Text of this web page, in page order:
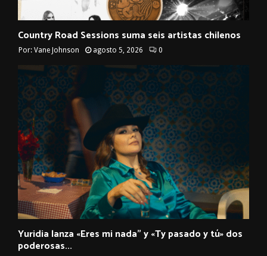
Country Road Sessions suma seis artistas chilenos
Por: Vane Johnson agosto 5, 2026 0
Yuridia lanza «Eres mi nada” y «Ty pasado y tú» dos
poderosas...